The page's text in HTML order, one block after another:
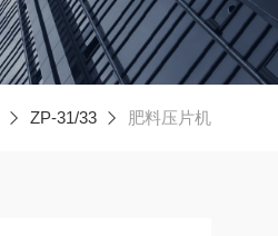
ZP-31/33 肥料压片机